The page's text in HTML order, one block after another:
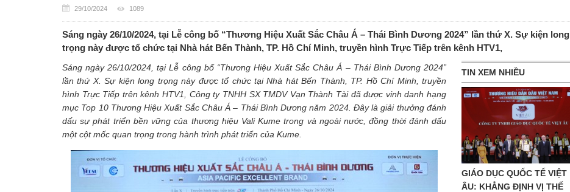
29/10/2024 1089
Sáng ngày 26/10/2024, tại Lễ công bố “Thương Hiệu Xuất Sắc Châu Á – Thái Bình Dương 2024” lần thứ X. Sự kiện long
trọng này được tổ chức tại Nhà hát Bến Thành, TP. Hồ Chí Minh, truyền hình Trực Tiếp trên kênh HTV1,
Sáng ngày 26/10/2024, tại Lễ công bố “Thương Hiệu Xuất Sắc Châu Á – Thái Bình Dương 2024”
lần thứ X. Sự kiện long trọng này được tổ chức tại Nhà hát Bến Thành, TP. Hồ Chí Minh, truyền
hình Trực Tiếp trên kênh HTV1, Công ty TNHH SX TMDV Vạn Thành Tài đã được vinh danh hạng
mục Top 10 Thương Hiệu Xuất Sắc Châu Á – Thái Bình Dương năm 2024. Đây là giải thưởng đánh
dấu sự phát triển bền vững của thương hiệu Vali Kume trong và ngoài nước, đồng thời đánh dấu
một cột mốc quan trọng trong hành trình phát triển của Kume.
TIN XEM NHIỀU
GIÁO DỤC QUỐC TẾ VIỆT
ÂU: KHẲNG ĐỊNH VỊ THẾ